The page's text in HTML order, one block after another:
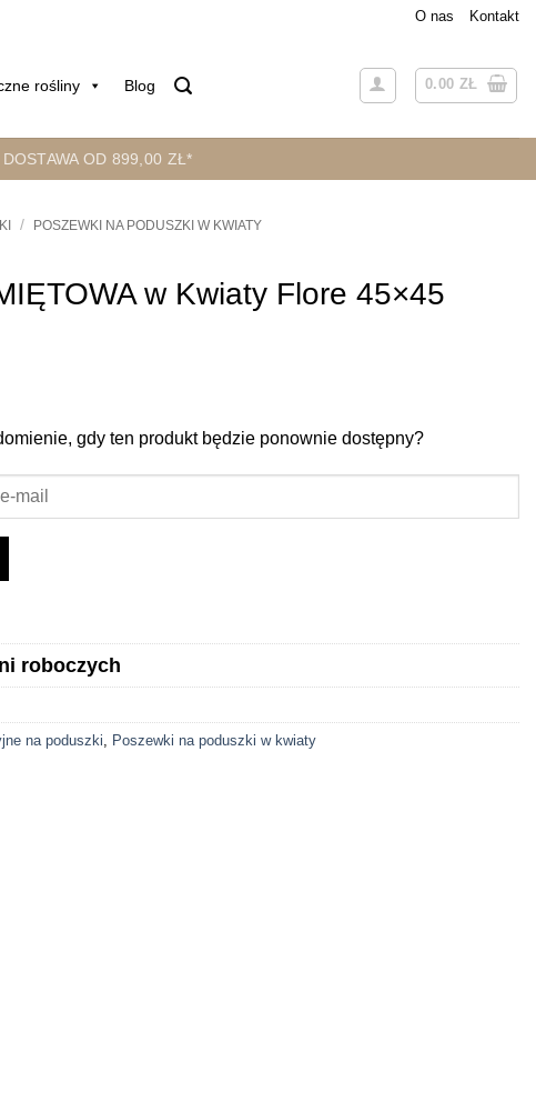
O nas Kontakt
rośliny Blog 0.00 ZŁ
OD 899,00 ZŁ*
/ POSZEWKI NA PODUSZKI W KWIATY
w Kwiaty Flore 45×45
gdy ten produkt będzie ponownie dostępny?
roboczych
na poduszki, Poszewki na poduszki w kwiaty